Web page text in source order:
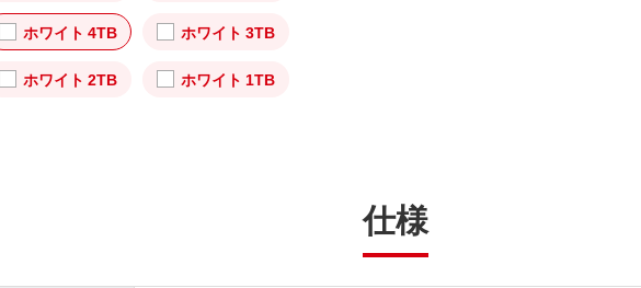
ホワイト 4TB ホワイト 3TB
ホワイト 2TB ホワイト 1TB
仕様